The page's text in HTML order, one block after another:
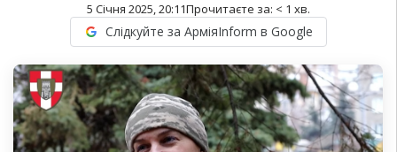
5 Січня 2025, 20:11Прочитаєте за: < 1 хв.
Слідкуйте за АрміяInform в Google